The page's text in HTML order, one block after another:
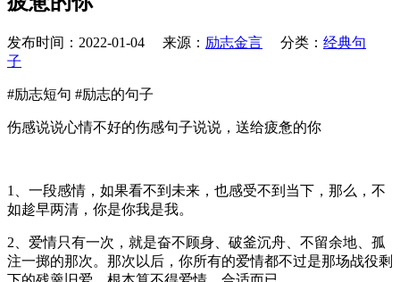
发布时间：2022-01-04 来源： 励志金言 分类： 经典句
子
#励志短句 #励志的句子
伤感说说心情不好的伤感句子说说，送给疲惫的你
1、一段感情，如果看不到未来，也感受不到当下，那么，不
如趁早两清，你是你我是我。
2、爱情只有一次，就是奋不顾身、破釜沉舟、不留余地、孤
注一掷的那次。那次以后，你所有的爱情都不过是那场战役剩